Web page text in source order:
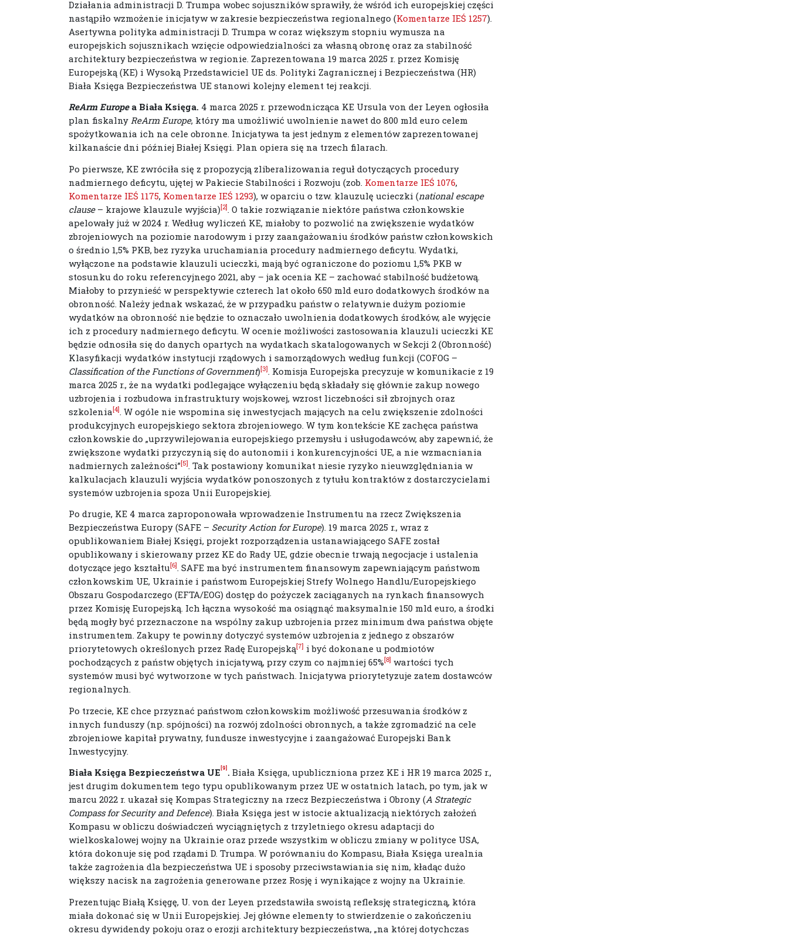
Działania administracji D. Trumpa wobec sojuszników sprawiły, że wśród ich europejskiej części
nastąpiło wzmożenie inicjatyw w zakresie bezpieczeństwa regionalnego (Komentarze IEŚ 1257).
Asertywna polityka administracji D. Trumpa w coraz większym stopniu wymusza na
europejskich sojusznikach wzięcie odpowiedzialności za własną obronę oraz za stabilność
architektury bezpieczeństwa w regionie. Zaprezentowana 19 marca 2025 r. przez Komisję
Europejską (KE) i Wysoką Przedstawiciel UE ds. Polityki Zagranicznej i Bezpieczeństwa (HR)
Biała Księga Bezpieczeństwa UE stanowi kolejny element tej reakcji.
ReArm Europea Biała Księga. 4 marca 2025 r. przewodnicząca KE Ursula von der Leyen ogłosiła
plan fiskalny ReArm Europe, który ma umożliwić uwolnienie nawet do 800 mld euro celem
spożytkowania ich na cele obronne. Inicjatywa ta jest jednym z elementów zaprezentowanej
kilkanaście dni później Białej Księgi. Plan opiera się na trzech filarach.
Po pierwsze, KE zwróciła się z propozycją zliberalizowania reguł dotyczących procedury
nadmiernego deficytu, ujętej w Pakiecie Stabilności i Rozwoju (zob. Komentarze IEŚ 1076,
Komentarze IEŚ 1175, Komentarze IEŚ 1293), w oparciu o tzw. klauzulę ucieczki (national escape
clause – krajowe klauzule wyjścia)[2]. O takie rozwiązanie niektóre państwa członkowskie
apelowały już w 2024 r. Według wyliczeń KE, miałoby to pozwolić na zwiększenie wydatków
zbrojeniowych na poziomie narodowym i przy zaangażowaniu środków państw członkowskich
o średnio 1,5% PKB, bez ryzyka uruchamiania procedury nadmiernego deficytu. Wydatki,
wyłączone na podstawie klauzuli ucieczki, mają być ograniczone do poziomu 1,5% PKB w
stosunku do roku referencyjnego 2021, aby – jak ocenia KE – zachować stabilność budżetową.
Miałoby to przynieść w perspektywie czterech lat około 650 mld euro dodatkowych środków na
obronność. Należy jednak wskazać, że w przypadku państw o relatywnie dużym poziomie
wydatków na obronność nie będzie to oznaczało uwolnienia dodatkowych środków, ale wyjęcie
ich z procedury nadmiernego deficytu. W ocenie możliwości zastosowania klauzuli ucieczki KE
będzie odnosiła się do danych opartych na wydatkach skatalogowanych w Sekcji 2 (Obronność)
Klasyfikacji wydatków instytucji rządowych i samorządowych według funkcji (COFOG –
Classification of the Functions of Government)[3]. Komisja Europejska precyzuje w komunikacie z 19
marca 2025 r., że na wydatki podlegające wyłączeniu będą składały się głównie zakup nowego
uzbrojenia i rozbudowa infrastruktury wojskowej, wzrost liczebności sił zbrojnych oraz
szkolenia[4]. W ogóle nie wspomina się inwestycjach mających na celu zwiększenie zdolności
produkcyjnych europejskiego sektora zbrojeniowego. W tym kontekście KE zachęca państwa
członkowskie do „uprzywilejowania europejskiego przemysłu i usługodawców, aby zapewnić, że
zwiększone wydatki przyczynią się do autonomii i konkurencyjności UE, a nie wzmacniania
nadmiernych zależności”[5]. Tak postawiony komunikat niesie ryzyko nieuwzględniania w
kalkulacjach klauzuli wyjścia wydatków ponoszonych z tytułu kontraktów z dostarczycielami
systemów uzbrojenia spoza Unii Europejskiej.
Po drugie, KE 4 marca zaproponowała wprowadzenie Instrumentu na rzecz Zwiększenia
Bezpieczeństwa Europy (SAFE – Security Action for Europe). 19 marca 2025 r., wraz z
opublikowaniem Białej Księgi, projekt rozporządzenia ustanawiającego SAFE został
opublikowany i skierowany przez KE do Rady UE, gdzie obecnie trwają negocjacje i ustalenia
dotyczące jego kształtu[6]. SAFE ma być instrumentem finansowym zapewniającym państwom
członkowskim UE, Ukrainie i państwom Europejskiej Strefy Wolnego Handlu/Europejskiego
Obszaru Gospodarczego (EFTA/EOG) dostęp do pożyczek zaciąganych na rynkach finansowych
przez Komisję Europejską. Ich łączna wysokość ma osiągnąć maksymalnie 150 mld euro, a środki
będą mogły być przeznaczone na wspólny zakup uzbrojenia przez minimum dwa państwa objęte
instrumentem. Zakupy te powinny dotyczyć systemów uzbrojenia z jednego z obszarów
priorytetowych określonych przez Radę Europejską[7] i być dokonane u podmiotów
pochodzących z państw objętych inicjatywą, przy czym co najmniej 65%[8] wartości tych
systemów musi być wytworzone w tych państwach. Inicjatywa priorytetyzuje zatem dostawców
regionalnych.
Po trzecie, KE chce przyznać państwom członkowskim możliwość przesuwania środków z
innych funduszy (np. spójności) na rozwój zdolności obronnych, a także zgromadzić na cele
zbrojeniowe kapitał prywatny, fundusze inwestycyjne i zaangażować Europejski Bank
Inwestycyjny.
Biała Księga Bezpieczeństwa UE [9] . Biała Księga, upubliczniona przez KE i HR 19 marca 2025 r.,
jest drugim dokumentem tego typu opublikowanym przez UE w ostatnich latach, po tym, jak w
marcu 2022 r. ukazał się Kompas Strategiczny na rzecz Bezpieczeństwa i Obrony (A Strategic
Compass for Security and Defence). Biała Księga jest w istocie aktualizacją niektórych założeń
Kompasu w obliczu doświadczeń wyciągniętych z trzyletniego okresu adaptacji do
wielkoskalowej wojny na Ukrainie oraz przede wszystkim w obliczu zmiany w polityce USA,
która dokonuje się pod rządami D. Trumpa. W porównaniu do Kompasu, Biała Księga urealnia
także zagrożenia dla bezpieczeństwa UE i sposoby przeciwstawiania się nim, kładąc dużo
większy nacisk na zagrożenia generowane przez Rosję i wynikające z wojny na Ukrainie.
Prezentując Białą Księgę, U. von der Leyen przedstawiła swoistą refleksję strategiczną, która
miała dokonać się w Unii Europejskiej. Jej główne elementy to stwierdzenie o zakończeniu
okresu dywidendy pokoju oraz o erozji architektury bezpieczeństwa, „na której dotychczas